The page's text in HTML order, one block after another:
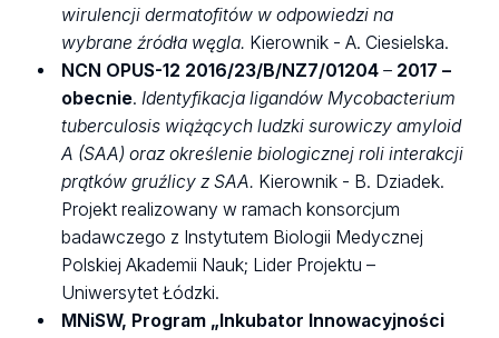
wirulencji dermatofitów w odpowiedzi na
wybrane źródła węgla. Kierownik - A. Ciesielska.
NCN OPUS-12 2016/23/B/NZ7/01204 – 2017 –
obecnie. Identyfikacja ligandów Mycobacterium
tuberculosis wiążących ludzki surowiczy amyloid
A (SAA) oraz określenie biologicznej roli interakcji
prątków gruźlicy z SAA. Kierownik - B. Dziadek.
Projekt realizowany w ramach konsorcjum
badawczego z Instytutem Biologii Medycznej
Polskiej Akademii Nauk; Lider Projektu –
Uniwersytet Łódzki.
MNiSW, Program „Inkubator Innowacyjności